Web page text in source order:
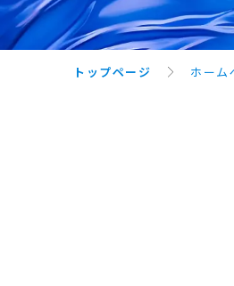
トップページ ホーム